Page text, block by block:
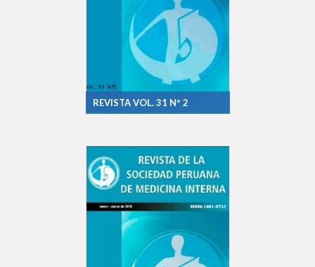
REVISTA VOL. 31 Nº 2